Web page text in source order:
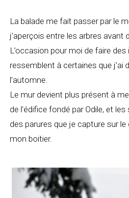
La balade me fait passer par le
j’aperçois entre les arbres avant
L’occasion pour moi de faire
ressemblent à certaines que j’ai
l’automne.
Le mur devient plus présent à
de l’édifice fondé par Odile, et
des parures que je capture sur
mon boitier.